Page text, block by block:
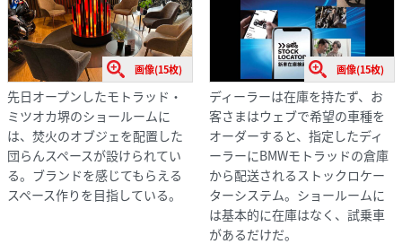
画像(15枚)
先日オープンしたモトラッド・
ミツオカ堺のショールームに
は、焚火のオブジェを配置した
団らんスペースが設けられてい
る。ブランドを感じてもらえる
スペース作りを目指している。
画像(15枚)
ディーラーは在庫を持たず、お
客さまはウェブで希望の車種を
オーダーすると、指定したディ
ーラーにBMWモトラッドの倉庫
から配送されるストックロケー
ターシステム。ショールームに
は基本的に在庫はなく、試乗車
があるだけだ。